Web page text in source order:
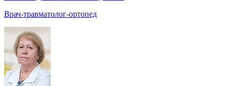
Врач-травматолог-ортопед